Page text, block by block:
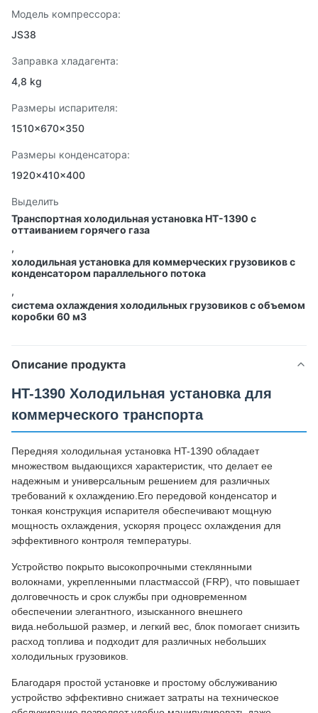
Модель компрессора:
JS38
Заправка хладагента:
4,8 kg
Размеры испарителя:
1510×670×350
Размеры конденсатора:
1920×410×400
Выделить
Транспортная холодильная установка HT-1390 с
оттаиванием горячего газа
,
холодильная установка для коммерческих грузовиков с
конденсатором параллельного потока
,
система охлаждения холодильных грузовиков с объемом
коробки 60 м3
Описание продукта
HT-1390 Холодильная установка для
коммерческого транспорта
Передняя холодильная установка HT-1390 обладает
множеством выдающихся характеристик, что делает ее
надежным и универсальным решением для различных
требований к охлаждению.Его передовой конденсатор и
тонкая конструкция испарителя обеспечивают мощную
мощность охлаждения, ускоряя процесс охлаждения для
эффективного контроля температуры.
Устройство покрыто высокопрочными стеклянными
волокнами, укрепленными пластмассой (FRP), что повышает
долговечность и срок службы при одновременном
обеспечении элегантного, изысканного внешнего
вида.небольшой размер, и легкий вес, блок помогает снизить
расход топлива и подходит для различных небольших
холодильных грузовиков.
Благодаря простой установке и простому обслуживанию
устройство эффективно снижает затраты на техническое